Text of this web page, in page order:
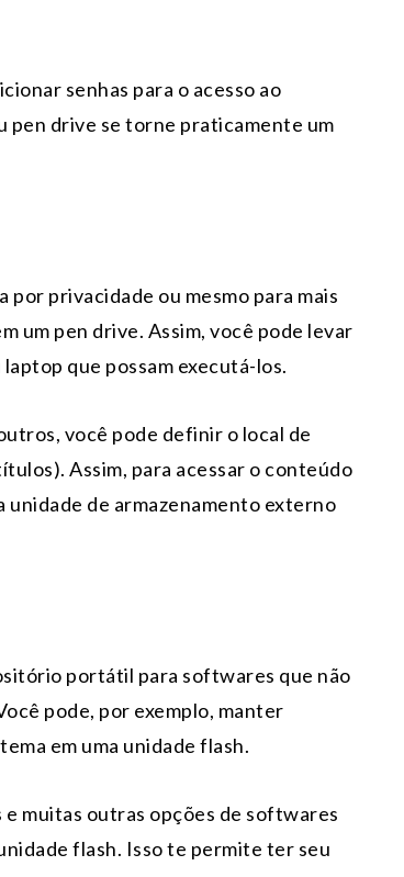
senhas para o acesso ao
pen drive se torne praticamente um
privacidade ou mesmo para mais
um pen drive. Assim, você pode levar
que possam executá-los.
você pode definir o local de
Assim, para acessar o conteúdo
unidade de armazenamento externo
portátil para softwares que não
pode, por exemplo, manter
em uma unidade flash.
muitas outras opções de softwares
flash. Isso te permite ter seu